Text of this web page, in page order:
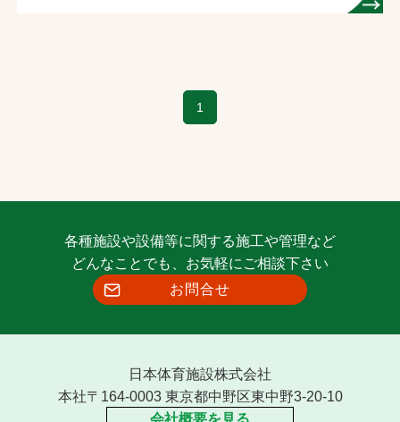
文字の見えづらさや操作にお困りの方へ
1
各種施設や設備等に関する施工や管理など
どんなことでも、お気軽にご相談下さい
お問合せ
日本体育施設株式会社
本社〒164-0003 東京都中野区東中野3-20-10
会社概要を見る